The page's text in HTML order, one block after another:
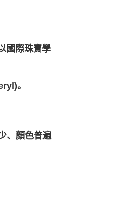
國際珠寶學
。
、顏色普遍